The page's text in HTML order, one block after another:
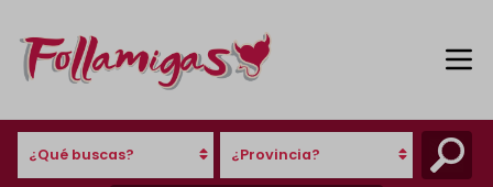
¿Qué buscas? ¿Provincia?